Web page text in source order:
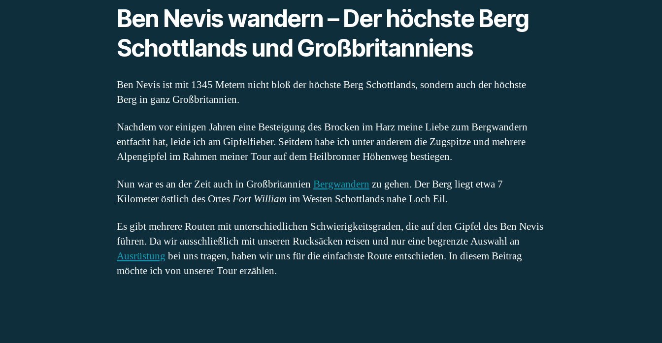
Ben Nevis wandern – Der höchste Berg
Schottlands und Großbritanniens
Ben Nevis ist mit 1345 Metern nicht bloß der höchste Berg Schottlands, sondern auch der höchste
Berg in ganz Großbritannien.
Nachdem vor einigen Jahren eine Besteigung des Brocken im Harz meine Liebe zum Bergwandern
entfacht hat, leide ich am Gipfelfieber. Seitdem habe ich unter anderem die Zugspitze und mehrere
Alpengipfel im Rahmen meiner Tour auf dem Heilbronner Höhenweg bestiegen.
Nun war es an der Zeit auch in Großbritannien Bergwandern zu gehen. Der Berg liegt etwa 7
Kilometer östlich des OrtesFort Williamim Westen Schottlands nahe Loch Eil.
Es gibt mehrere Routen mit unterschiedlichen Schwierigkeitsgraden, die auf den Gipfel des Ben Nevis
führen. Da wir ausschließlich mit unseren Rucksäcken reisen und nur eine begrenzte Auswahl an
Ausrüstung bei uns tragen, haben wir uns für die einfachste Route entschieden. In diesem Beitrag
möchte ich von unserer Tour erzählen.